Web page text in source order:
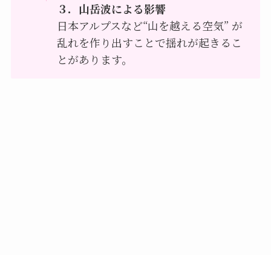
３．山岳波による影響
日本アルプスなど“山を越える空気” が
乱れを作り出すことで揺れが起きるこ
とがあります。